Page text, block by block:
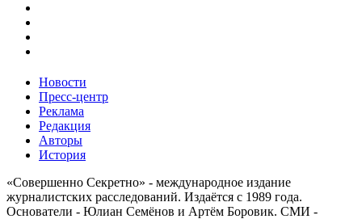
Новости
Пресс-центр
Реклама
Редакция
Авторы
История
«Совершенно Секретно» - международное издание
журналистских расследований. Издаётся с 1989 года.
Основатели - Юлиан Семёнов и Артём Боровик. CМИ -